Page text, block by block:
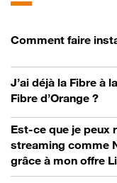
Comment faire
J’ai déjà la Fibre à
Fibre d’Orange ?
Est-ce que je peux
streaming comme
grâce à mon offre